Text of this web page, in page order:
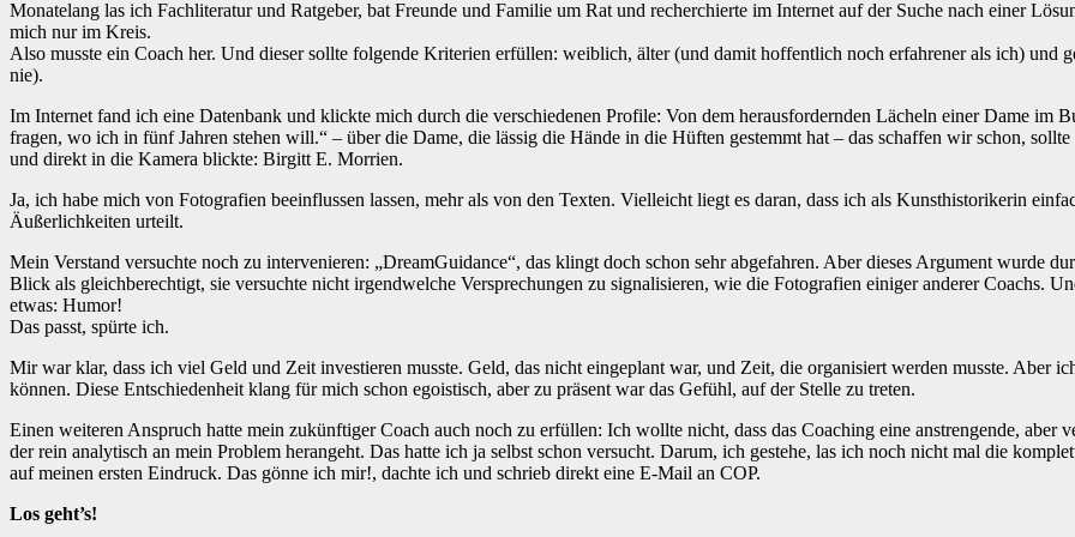
Monatelang las ich Fachliteratur und Ratgeber, bat Freunde und Familie um Rat und recherchierte im Internet auf der Suche nach einer
mich nur im Kreis.
Also musste ein Coach her. Und dieser sollte folgende Kriterien erfüllen: weiblich, älter (und damit hoffentlich noch erfahrener als ich) und
nie).
Im Internet fand ich eine Datenbank und klickte mich durch die verschiedenen Profile: Von dem herausfordernden Lächeln einer Dame im
fragen, wo ich in fünf Jahren stehen will.“ – über die Dame, die lässig die Hände in die Hüften gestemmt hat – das schaffen wir schon,
und direkt in die Kamera blickte: Birgitt E. Morrien.
Ja, ich habe mich von Fotografien beeinflussen lassen, mehr als von den Texten. Vielleicht liegt es daran, dass ich als Kunsthistorikerin
Äußerlichkeiten urteilt.
Mein Verstand versuchte noch zu intervenieren: „DreamGuidance“, das klingt doch schon sehr abgefahren. Aber dieses Argument wurde
Blick als gleichberechtigt, sie versuchte nicht irgendwelche Versprechungen zu signalisieren, wie die Fotografien einiger anderer Coachs.
etwas: Humor!
Das passt, spürte ich.
Mir war klar, dass ich viel Geld und Zeit investieren musste. Geld, das nicht eingeplant war, und Zeit, die organisiert werden musste. Aber
können. Diese Entschiedenheit klang für mich schon egoistisch, aber zu präsent war das Gefühl, auf der Stelle zu treten.
Einen weiteren Anspruch hatte mein zukünftiger Coach auch noch zu erfüllen: Ich wollte nicht, dass das Coaching eine anstrengende,
der rein analytisch an mein Problem herangeht. Das hatte ich ja selbst schon versucht. Darum, ich gestehe, las ich noch nicht mal die
auf meinen ersten Eindruck. Das gönne ich mir!, dachte ich und schrieb direkt eine E-Mail an COP.
Los geht’s!